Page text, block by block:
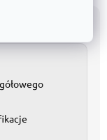
w katalogu